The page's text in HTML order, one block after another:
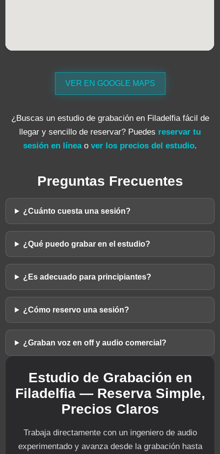
VER EN GOOGLE MAPS
¿Buscas un estudio de grabación en Filadelfia fácil de
llegar y sencillo de reservar? Puedes reservar tu
sesión en líneao ver los precios del estudio.
Preguntas Frecuentes
¿Cuánto cuesta una sesión?
¿Qué puedo grabar en el estudio?
¿Es adecuado para principiantes?
¿Cómo reservo una sesión?
¿Graban voz en off y audio comercial?
Estudio de Grabación en
Filadelfia — Reserva Simple,
Precios Claros
Trabaja directamente con un ingeniero de audio
experimentado y avanza desde la grabación hasta